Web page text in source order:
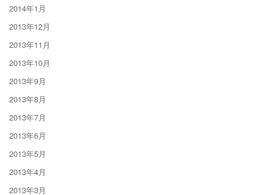
2014年1月
2013年12月
2013年11月
2013年10月
2013年9月
2013年8月
2013年7月
2013年6月
2013年5月
2013年4月
2013年3月